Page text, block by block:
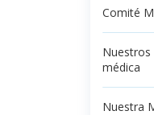
Comité
Nuestros
médica
Nuestra